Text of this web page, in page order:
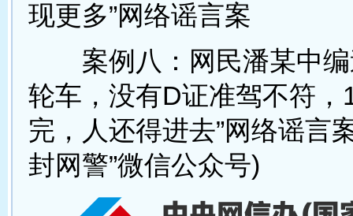
现更多”网络谣言案
案例八：网民潘某中编
轮车，没有D证准驾不符，
完，人还得进去”网络谣言
封网警”微信公众号)